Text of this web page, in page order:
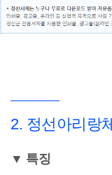
2. 정선아리랑체
▼ 특징